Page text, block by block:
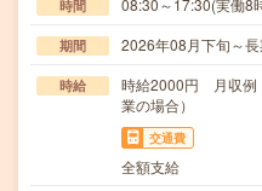
時間 08:30～17:30(実働
期間 2026年08月下旬～
時給
時給2000円 月収例
業の場合）
交通費
全額支給